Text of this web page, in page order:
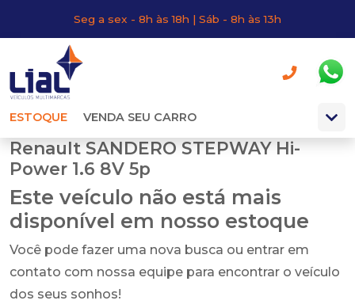
Seg a sex - 8h às 18h | Sáb - 8h às 13h
ESTOQUE VENDA SEU CARRO
Renault SANDERO STEPWAY Hi-
Power 1.6 8V 5p
Este veículo não está mais
disponível em nosso estoque
Você pode fazer uma nova busca ou entrar em
contato com nossa equipe para encontrar o veículo
dos seus sonhos!